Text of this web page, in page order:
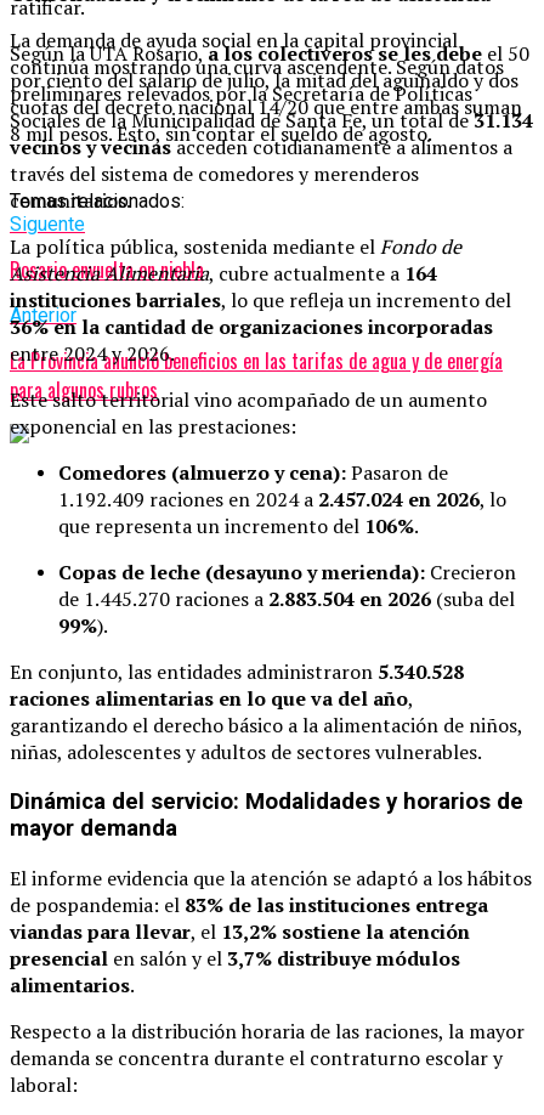
ratificar.
Según la UTA Rosario,a los colectiveros se les debe el 50
por ciento del salario de julio, la mitad del aguinaldo y dos
cuotas del decreto nacional 14/20 que entre ambas suman
8 mil pesos. Esto, sin contar el sueldo de agosto.
Temas relacionados:
Siguente
Rosario envuelta en niebla
Anterior
La Provincia anunció beneficios en las tarifas de agua y de energía
para algunos rubros
La demanda de ayuda social en la capital provincial
continúa mostrando una curva ascendente. Según datos
preliminares relevados por la Secretaría de Políticas
Sociales de la Municipalidad de Santa Fe, un total de31.134
vecinos y vecinasacceden cotidianamente a alimentos a
través del sistema de comedores y merenderos
comunitarios.
La política pública, sostenida mediante elFondo de
Asistencia Alimentaria, cubre actualmente a 164
instituciones barriales, lo que refleja un incremento del
36% en la cantidad de organizaciones incorporadas
entre 2024 y 2026.
Este salto territorial vino acompañado de un aumento
exponencial en las prestaciones:
Comedores (almuerzo y cena):Pasaron de
1.192.409 raciones en 2024 a 2.457.024 en 2026, lo
que representa un incremento del 106%.
Copas de leche (desayuno y merienda): Crecieron
de 1.445.270 raciones a 2.883.504 en 2026 (suba del
99%).
En conjunto, las entidades administraron 5.340.528
raciones alimentarias en lo que va del año,
garantizando el derecho básico a la alimentación de niños,
niñas, adolescentes y adultos de sectores vulnerables.
Dinámica del servicio: Modalidades y horarios de
mayor demanda
El informe evidencia que la atención se adaptó a los hábitos
de pospandemia: el 83% de las instituciones entrega
viandas para llevar, el 13,2% sostiene la atención
presencial en salón y el 3,7% distribuye módulos
alimentarios.
Respecto a la distribución horaria de las raciones, la mayor
demanda se concentra durante el contraturno escolar y
laboral: